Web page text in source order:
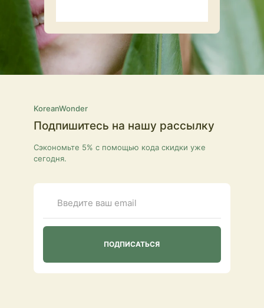
KoreanWonder
Подпишитесь на нашу рассылку
Сэкономьте 5% с помощью кода скидки уже
сегодня.